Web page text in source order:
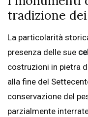
tradizione
La particolarità
presenza delle sue
costruzioni in pietra
alla fine del
conservazione del
parzialmente